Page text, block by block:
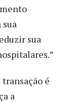
sua
é
a